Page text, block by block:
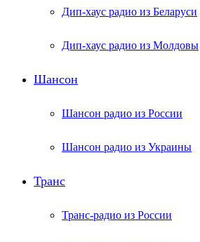
Дип-хаус радио из Беларуси
Дип-хаус радио из Молдовы
Шансон
Шансон радио из России
Шансон радио из Украины
Транс
Транс-радио из России